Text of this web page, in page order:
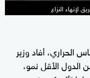
لإنهاء النزاع
الحراري، أفاد وزير
الدول الأقل نمو،